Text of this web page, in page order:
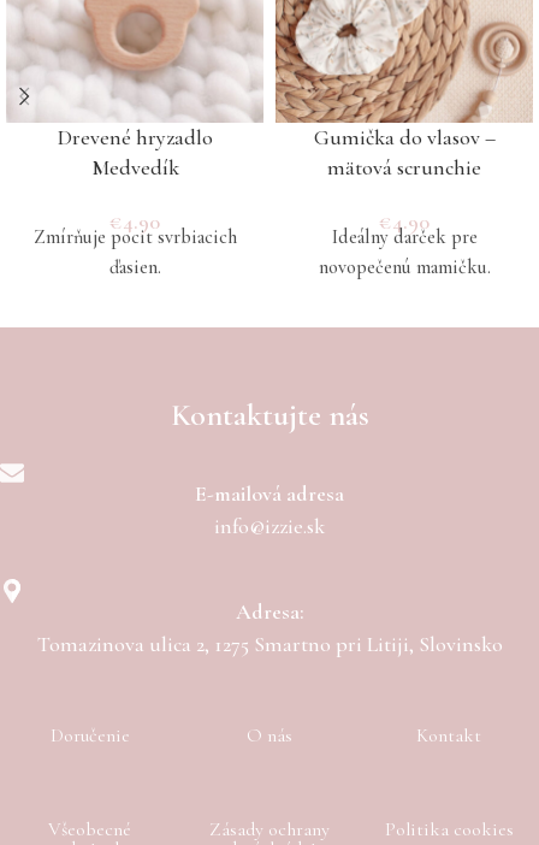
Drevené hryzadlo
Medvedík
€4.90
Zmírňuje pocit svrbiacich
ďasien.
Gumička do vlasov –
mätová scrunchie
€4.90
Ideálny darček pre
novopečenú mamičku.
Kontaktujte nás
E-mailová adresa
info@izzie.sk
Adresa:
Tomazinova ulica 2, 1275 Smartno pri Litiji, Slovinsko
Doručenie O nás Kontakt
Všeobecné
Zásady ochrany
Politika cookies